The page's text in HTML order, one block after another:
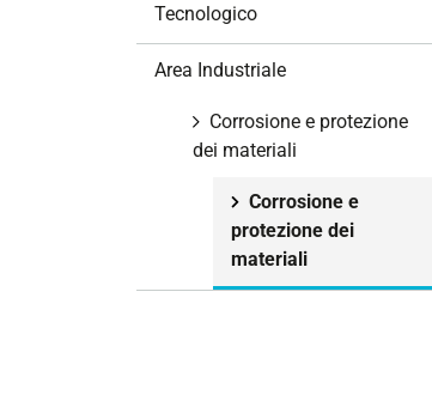
Tecnologico
Area Industriale
Corrosione e protezione
dei materiali
Corrosione e
protezione dei
materiali